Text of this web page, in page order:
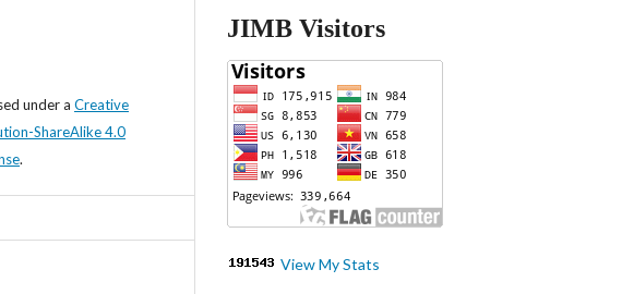
under a Creative
ShareAlike 4.0
.
JIMB Visitors
View My Stats